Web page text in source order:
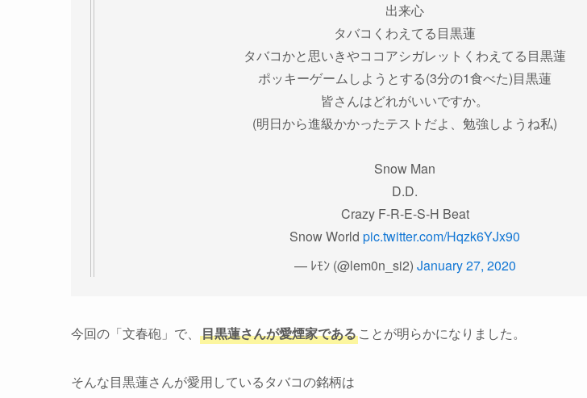
出来心
タバコくわえてる目黒蓮
タバコかと思いきやココアシガレットくわえてる目黒蓮
ポッキーゲームしようとする(3分の1食べた)目黒蓮
皆さんはどれがいいですか。
(明日から進級かかったテストだよ、勉強しようね私)
Snow Man
D.D.
Crazy F-R-E-S-H Beat
Snow World pic.twitter.com/Hqzk6YJx90
— ﾚﾓﾝ (@lem0n_si2) January 27, 2020
今回の「文春砲」で、 目黒蓮さんが愛煙家であることが明らかになりました。
そんな目黒蓮さんが愛用しているタバコの銘柄は